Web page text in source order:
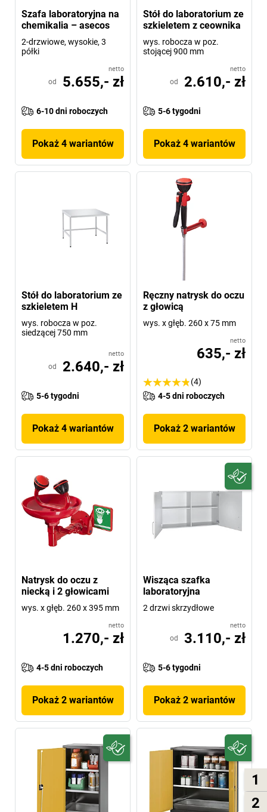
1
2
Szafa laboratoryjna na
chemikalia – asecos
2-drzwiowe, wysokie, 3
półki
netto
od 5.655,- zł
6-10 dni roboczych
Pokaż 4 wariantów
Stół do laboratorium ze
szkieletem z ceownika
wys. robocza w poz.
stojącej 900 mm
netto
od 2.610,- zł
5-6 tygodni
Pokaż 4 wariantów
Stół do laboratorium ze
szkieletem H
wys. robocza w poz.
siedzącej 750 mm
netto
od 2.640,- zł
5-6 tygodni
Pokaż 4 wariantów
Ręczny natrysk do oczu
z głowicą
wys. x głęb. 260 x 75 mm
netto
635,- zł
(4)
4-5 dni roboczych
Pokaż 2 wariantów
Natrysk do oczu z
niecką i 2 głowicami
wys. x głęb. 260 x 395 mm
netto
1.270,- zł
4-5 dni roboczych
Pokaż 2 wariantów
Wisząca szafka
laboratoryjna
2 drzwi skrzydłowe
netto
od 3.110,- zł
5-6 tygodni
Pokaż 2 wariantów